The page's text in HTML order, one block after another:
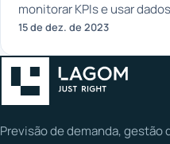
monitorar KPIs e usar
excessos e rupturas.
15 de dez. de 2023
Previsão de demanda, gestão